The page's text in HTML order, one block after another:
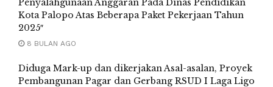
Penyalahgunaan Anggaran Pada Dinas Pendidikan
Kota Palopo Atas Beberapa Paket Pekerjaan Tahun
2025″
8 BULAN AGO
Diduga Mark-up dan dikerjakan Asal-asalan, Proyek
Pembangunan Pagar dan Gerbang RSUD I Laga Ligo